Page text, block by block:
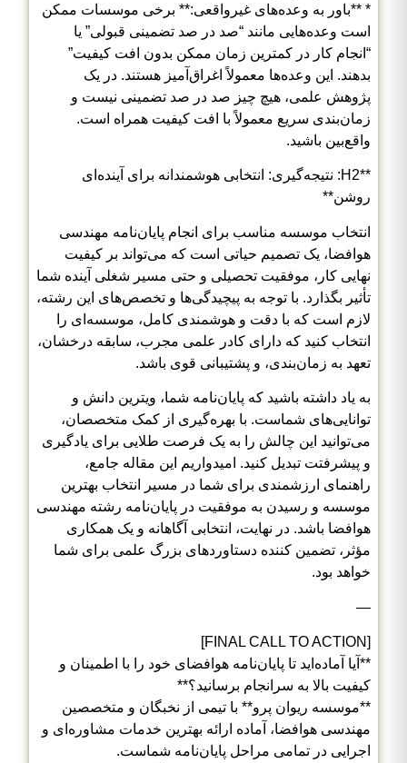
* **باور به وعده‌های غیرواقعی:** برخی موسسات ممکن
است وعده‌هایی مانند “صد در صد تضمینی قبولی” یا
“انجام کار در کمترین زمان ممکن بدون افت کیفیت”
بدهند. این وعده‌ها معمولاً اغراق‌آمیز هستند. در یک
پژوهش علمی، هیچ چیز صد در صد تضمینی نیست و
زمان‌بندی سریع معمولاً با افت کیفیت همراه است.
واقع‌بین باشید.
**H2: نتیجه‌گیری: انتخابی هوشمندانه برای آینده‌ای
روشن**
انتخاب موسسه مناسب برای انجام پایان‌نامه مهندسی
هوافضا، یک تصمیم حیاتی است که می‌تواند بر کیفیت
نهایی کار، موفقیت تحصیلی و حتی مسیر شغلی آینده شما
تأثیر بگذارد. با توجه به پیچیدگی‌ها و تخصص‌های این رشته،
لازم است که با دقت و هوشمندی کامل، موسسه‌ای را
انتخاب کنید که دارای کادر علمی مجرب، سابقه درخشان،
تعهد به زمان‌بندی، و پشتیبانی قوی باشد.
به یاد داشته باشید که پایان‌نامه شما، ویترین دانش و
توانایی‌های شماست. با بهره‌گیری از کمک متخصصان،
می‌توانید این چالش را به یک فرصت طلایی برای یادگیری
و پیشرفتت تبدیل کنید. امیدواریم این مقاله جامع،
راهنمای ارزشمندی برای شما در مسیر انتخاب بهترین
موسسه و رسیدن به موفقیت در پایان‌نامه رشته مهندسی
هوافضا باشد. در نهایت، انتخابی آگاهانه و یک همکاری
مؤثر، تضمین کننده دستاوردهای بزرگ علمی برای شما
خواهد بود.
—
[FINAL CALL TO ACTION]
**آیا آماده‌اید تا پایان‌نامه هوافضای خود را با اطمینان و
کیفیت بالا به سرانجام برسانید؟**
**موسسه ریوان پرو** با تیمی از نخبگان و متخصصین
مهندسی هوافضا، آماده ارائه بهترین خدمات مشاوره‌ای و
اجرایی در تمامی مراحل پایان‌نامه شماست.